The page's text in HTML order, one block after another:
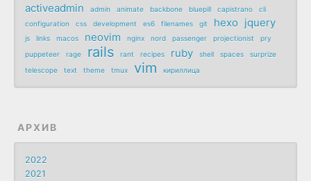
activeadmin admin animate backbone bluepill capistrano
cli
configuration
css development es6 filenames git hexo jquery
js links macos neovim nginx nord passenger projectionist
pry
puppeteer
rage rails rant recipes ruby shell spaces
surprize
telescope
text theme tmux vim кириллица
АРХИВ
2022
2021